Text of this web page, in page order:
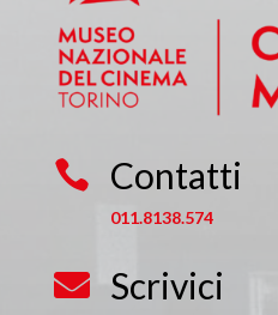
 Contatti
011.8138.574
 Scrivici